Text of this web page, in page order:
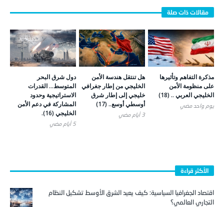
مذكرة التفاهم وتأثيرها
على منظومة الأمن
الخليجي العربي .. (18)
يوم واحد ‎مضي
هل تنتقل هندسة الأمن
الخليجي من إطار جغرافي
خليجي إلى إطار شرق
أوسطي أوسع.. (17)
3 أيام ‎مضي
دول شرق البحر
المتوسط… القدرات
الاستراتيجية وحدود
المشاركة في دعم الأمن
الخليجي (16).
5 أيام ‎مضي
الأكثر قراءة
اقتصاد الجغرافيا السياسية: كيف يعيد الشرق الأوسط تشكيل النظام
التجاري العالمي؟